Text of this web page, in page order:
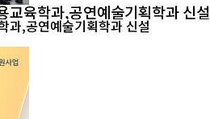
교육학과,공연예술기획학과 신설